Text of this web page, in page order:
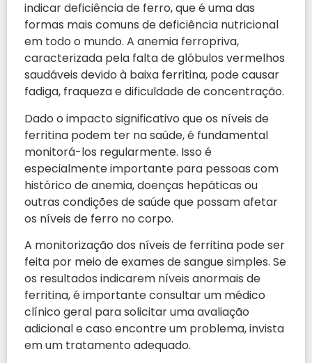
indicar deficiência de ferro, que é uma das
formas mais comuns de deficiência nutricional
em todo o mundo. A anemia ferropriva,
caracterizada pela falta de glóbulos vermelhos
saudáveis devido à baixa ferritina, pode causar
fadiga, fraqueza e dificuldade de concentração.
Dado o impacto significativo que os níveis de
ferritina podem ter na saúde, é fundamental
monitorá-los regularmente. Isso é
especialmente importante para pessoas com
histórico de anemia, doenças hepáticas ou
outras condições de saúde que possam afetar
os níveis de ferro no corpo.
A monitorização dos níveis de ferritina pode ser
feita por meio de exames de sangue simples. Se
os resultados indicarem níveis anormais de
ferritina, é importante consultar um médico
clínico geral para solicitar uma avaliação
adicional e caso encontre um problema, invista
em um tratamento adequado.